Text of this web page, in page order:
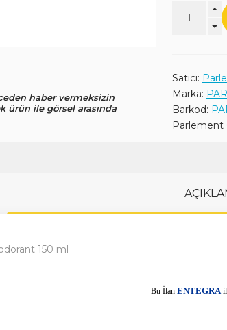
haber vermeksizin
ürün ile görsel arasında
Satıcı:
Marka:
Barkod:
Parlement
150 ml
Bu İlan ENTEGRA